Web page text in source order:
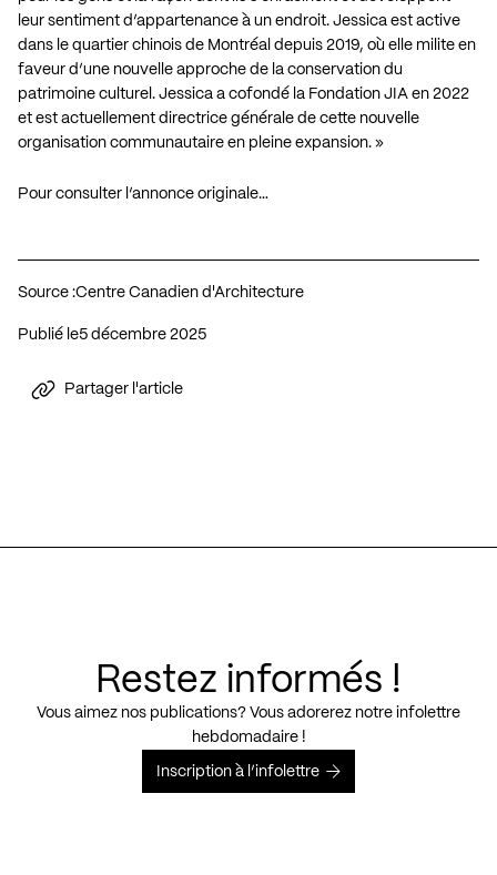
leur sentiment d’appartenance à un endroit. Jessica est active
dans le quartier chinois de Montréal depuis 2019, où elle milite en
faveur d’une nouvelle approche de la conservation du
patrimoine culturel. Jessica a cofondé la Fondation JIA en 2022
et est actuellement directrice générale de cette nouvelle
organisation communautaire en pleine expansion. »
Pour consulter l’annonce originale…
Source :Centre Canadien d'Architecture
Publié le 5 décembre 2025
Partager l'article
Restez informés !
Vous aimez nos publications? Vous adorerez notre infolettre
hebdomadaire !
Inscription à l’infolettre